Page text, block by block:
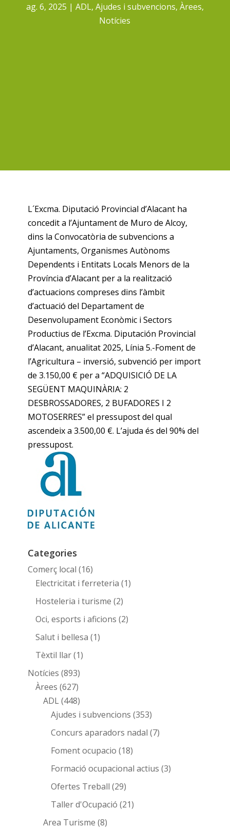
ag. 6, 2025 ADL, Ajudes i subvencions, Àrees,
Notícies
L´Excma. Diputació Provincial d’Alacant ha
concedit a l’Ajuntament de Muro de Alcoy,
dins la Convocatòria de subvencions a
Ajuntaments, Organismes Autònoms
Dependents i Entitats Locals Menors de la
Província d’Alacant per a la realització
d’actuacions compreses dins l’àmbit
d’actuació del Departament de
Desenvolupament Econòmic i Sectors
Productius de l’Excma. Diputación Provincial
d’Alacant, anualitat 2025, Línia 5.-Foment de
l’Agricultura – inversió, subvenció per import
de 3.150,00 € per a “ADQUISICIÓ DE LA
SEGÜENT MAQUINÀRIA: 2
DESBROSSADORES, 2 BUFADORES I 2
MOTOSERRES” el pressupost del qual
ascendeix a 3.500,00 €. L’ajuda és del 90% del
pressupost.
Categories
Comerç local (16)
Electricitat i ferreteria (1)
Hosteleria i turisme (2)
Oci, esports i aficions (2)
Salut i bellesa (1)
Tèxtil llar(1)
Notícies (893)
Àrees (627)
ADL(448)
Ajudes i subvencions (353)
Concurs aparadors nadal (7)
Foment ocupacio (18)
Formació ocupacional actius (3)
Ofertes Treball (29)
Taller d'Ocupació (21)
Area Turisme (8)